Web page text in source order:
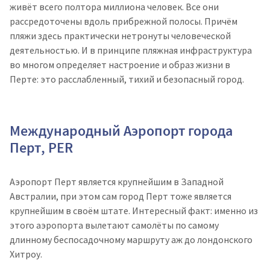
живёт всего полтора миллиона человек. Все они
рассредоточены вдоль прибрежной полосы. Причём
пляжи здесь практически нетронуты человеческой
деятельностью. И в принципе пляжная инфраструктура
во многом определяет настроение и образ жизни в
Перте: это расслабленный, тихий и безопасный город.
Международный Аэропорт города
Перт, PER
Аэропорт Перт является крупнейшим в Западной
Австралии, при этом сам город Перт тоже является
крупнейшим в своём штате. Интересный факт: именно из
этого аэропорта вылетают самолёты по самому
длинному беспосадочному маршруту аж до лондонского
Хитроу.